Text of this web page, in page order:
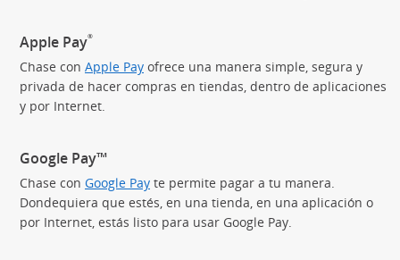
Apple Pay®
Chase con Apple Pay ofrece una manera simple, segura y
privada de hacer compras en tiendas, dentro de aplicaciones
y por Internet.
Google Pay™
Chase con Google Pay te permite pagar a tu manera.
Dondequiera que estés, en una tienda, en una aplicación o
por Internet, estás listo para usar Google Pay.